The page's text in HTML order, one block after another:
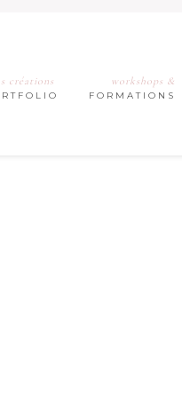
créations workshops &
FORMATIONS